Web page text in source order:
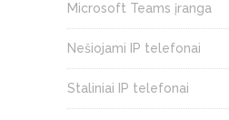
Microsoft Teams įranga
Nešiojami IP telefonai
Staliniai IP telefonai